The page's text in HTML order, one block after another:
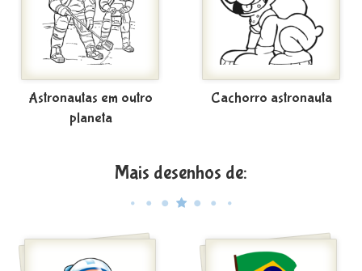
Astronautas em outro
planeta
Cachorro astronauta
Mais desenhos de: